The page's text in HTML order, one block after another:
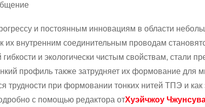
и постоянным инновациям в области
их внутренним соединительным проводам
и экологически чистым свойствам, стали
профиль также затрудняет их формование для
трудности при формовании тонких нитей ТПЭ и
с помощью редактора отХуэйчжоу